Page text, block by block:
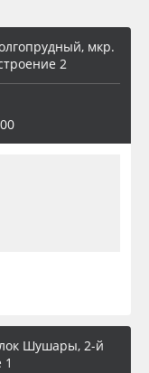
мкр.
2
Шушары, 2-й
1